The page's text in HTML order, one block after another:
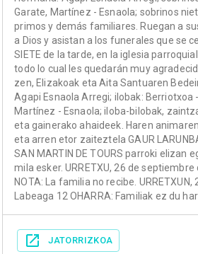
Garate, Martínez - Esnaola; sobrinos
primos y demás familiares. Ruegan a
a Dios y asistan a los funerales que se
SIETE de la tarde, en la iglesia
todo lo cual les quedarán muy
zen, Elizakoak eta Aita Santuaren
Agapi Esnaola Arregi; ilobak: Berriotxoa
Martínez - Esnaola; iloba-bilobak,
eta gainerako ahaideek. Haren
eta arren etor zaiteztela GAUR
SAN MARTIN DE TOURS parroki elizan
mila esker. URRETXU, 26 de
NOTA: La familia no recibe.
Labeaga 12 OHARRA: Familiak ez du
JATORRIZKOA